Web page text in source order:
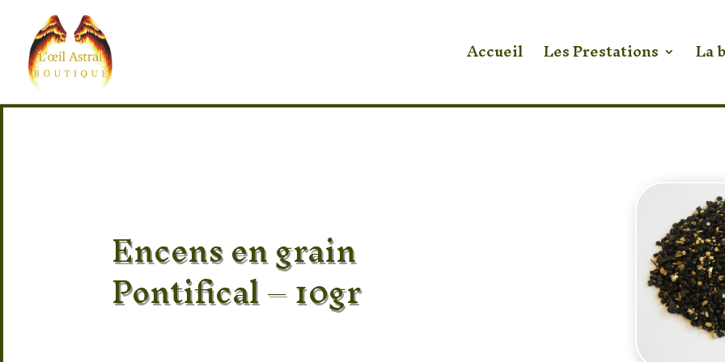
Accueil Les Prestations La
Encens en grain
Pontifical – 10gr